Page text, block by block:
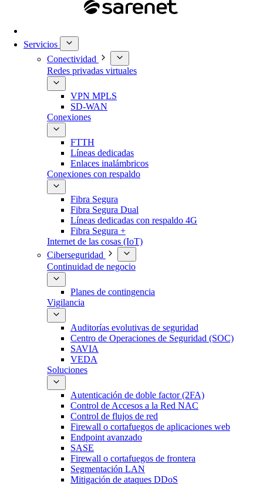
Servicios
Conectividad
Redes privadas virtuales
VPN MPLS
SD-WAN
Conexiones
FTTH
Líneas dedicadas
Enlaces inalámbricos
Conexiones con respaldo
Fibra Segura
Fibra Segura Dual
Líneas dedicadas con respaldo 4G
Fibra Segura +
Internet de las cosas (IoT)
Ciberseguridad
Continuidad de negocio
Planes de contingencia
Vigilancia
Auditorías evolutivas de seguridad
Centro de Operaciones de Seguridad (SOC)
SAVIA
VEDA
Soluciones
Autenticación de doble factor (2FA)
Control de Accesos a la Red NAC
Control de flujos de red
Firewall o cortafuegos de aplicaciones web
Endpoint avanzado
SASE
Firewall o cortafuegos de frontera
Segmentación LAN
Mitigación de ataques DDoS